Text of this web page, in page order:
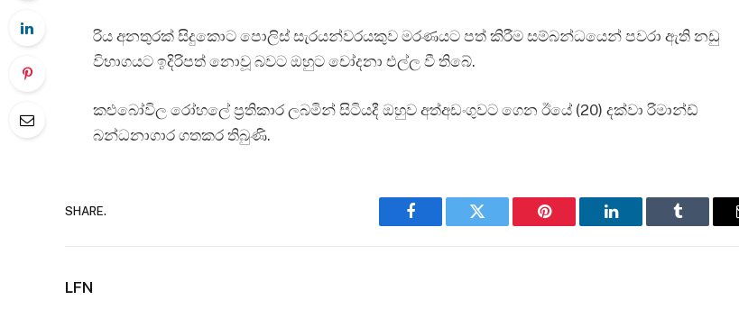
රිය අනතුරක් සිදුකොට පොලිස් සැරයන්වරයකුව මරණයට පත් කිරීම සම්බන්ධයෙන් පවරා ඇති නඩු
විභාගයට ඉදිරිපත් නොවූ බවට ඔහුට චෝදනා එල්ල වී තිබේ.
කළුබෝවිල රෝහලේ ප්‍රතිකාර ලබමින් සිටියදී ඔහුව අත්අඩංගුවට ගෙන ඊයේ (20) දක්වා රිමාන්ඩ්
බන්ධනාගාර ගතකර තිබුණි.
SHARE.
Facebook Twitter Pinterest LinkedIn Tumblr
LFN